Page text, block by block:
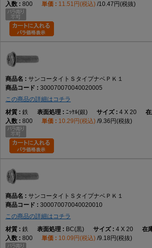
800
11.51円(税込) 10.47円(税抜)
サンコータイトＳタイプナベＰＫ１
300070070040020005
この商品の詳細はコチラ
鉄
ﾆｯｹﾙ(銀) 4 X 20
800
10.29円(税込) 9.36円(税抜)
サンコータイトＳタイプナベＰＫ１
300070070040020010
この商品の詳細はコチラ
鉄
BC(黒) 4 X 20
800
10.09円(税込) 9.18円(税抜)